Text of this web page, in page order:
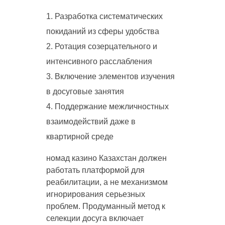
Разработка систематических
покиданий из сферы удобства
Ротация созерцательного и
интенсивного расслабления
Включение элементов изучения
в досуговые занятия
Поддержание межличностных
взаимодействий даже в
квартирной среде
номад казино Казахстан должен
работать платформой для
реабилитации, а не механизмом
игнорирования серьезных
проблем. Продуманный метод к
селекции досуга включает